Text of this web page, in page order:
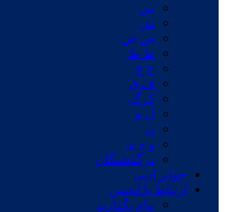
س
ش
ص ض
ط ظ
ع غ
ف ق
ک گ
ل م
ن
و ه ی
درگذشتگان
جوایز ادبی
ارتباط با انجمن
پیام بگذارید